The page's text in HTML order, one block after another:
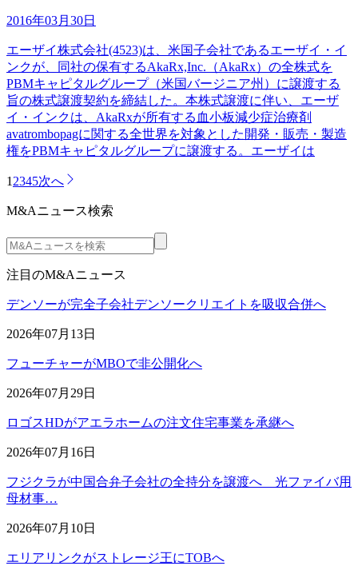
2016年03月30日
エーザイ株式会社(4523)は、米国子会社であるエーザイ・イ
ンクが、同社の保有するAkaRx,Inc.（AkaRx）の全株式を
PBMキャピタルグループ（米国バージニア州）に譲渡する
旨の株式譲渡契約を締結した。本株式譲渡に伴い、エーザ
イ・インクは、AkaRxが所有する血小板減少症治療剤
avatrombopagに関する全世界を対象とした開発・販売・製造
権をPBMキャピタルグループに譲渡する。エーザイは
1 2345次へ
M&Aニュース検索
注目のM&Aニュース
デンソーが完全子会社デンソークリエイトを吸収合併へ
2026年07月13日
フューチャーがMBOで非公開化へ
2026年07月29日
ロゴスHDがアエラホームの注文住宅事業を承継へ
2026年07月16日
フジクラが中国合弁子会社の全持分を譲渡へ 光ファイバ用
母材事…
2026年07月10日
エリアリンクがストレージ王にTOBへ